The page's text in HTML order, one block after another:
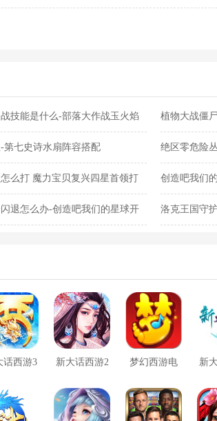
技能是什么-部落大作战玉火焰 植物大战僵
交版贴图异
第七史诗水扇阵容搭配 绝区零危险
任务完成攻略
么打 魔力宝贝复兴四星首领打 创造吧我们
蛋使用攻略
退怎么办-创造吧我们的星球开 洛克王国守
话西游3 新大话西游2 梦幻西游电 新